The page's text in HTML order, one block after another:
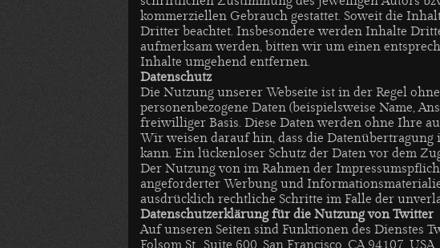
kommerziellen Gebrauch gestattet. Soweit die
Dritter beachtet. Insbesondere werden Inhalte
aufmerksam werden, bitten wir um einen
Inhalte umgehend entfernen.
Datenschutz
Die Nutzung unserer Webseite ist in der Regel
personenbezogene Daten (beispielsweise Name,
freiwilliger Basis. Diese Daten werden ohne Ihre
Wir weisen darauf hin, dass die
kann. Ein lückenloser Schutz der Daten vor dem
Der Nutzung von im Rahmen der
angeforderter Werbung und
ausdrücklich rechtliche Schritte im Falle der
Datenschutzerklärung für die Nutzung von Twitter
Auf unseren Seiten sind Funktionen des Dienstes